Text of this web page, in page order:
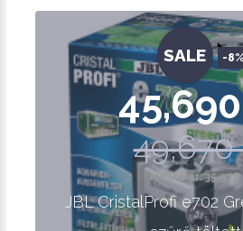
SALE -8%
49,670
Nettó ár: 35,976
JBL CristalProfi e702